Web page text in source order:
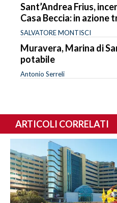
Sant’Andrea Frius,
Casa Beccia: in azione
SALVATORE MONTISCI
Muravera, Marina di
potabile
Antonio Serreli
ARTICOLI CORRELATI